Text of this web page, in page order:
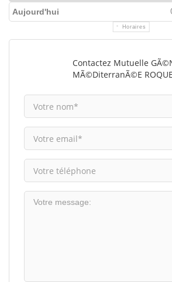
Aujourd'hui
Horaires
Contactez Mutuelle
MÃ©diterranÃ©e